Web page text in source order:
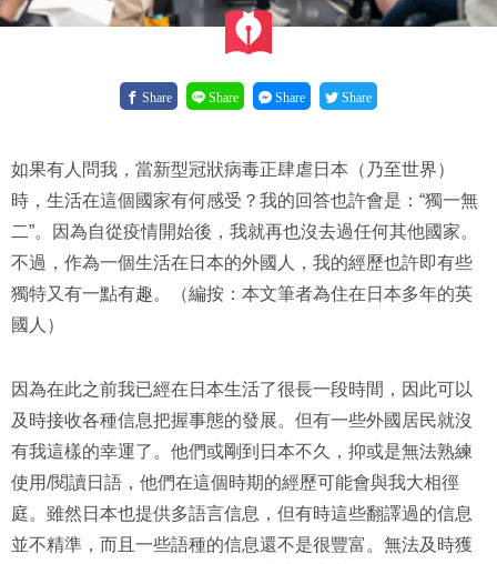
Share Share Share Share
如果有人問我，當新型冠狀病毒正肆虐日本（乃至世界）
時，生活在這個國家有何感受？我的回答也許會是：“獨一無
二”。因為自從疫情開始後，我就再也沒去過任何其他國家。
不過，作為一個生活在日本的外國人，我的經歷也許即有些
獨特又有一點有趣。（編按：本文筆者為住在日本多年的英
國人）
因為在此之前我已經在日本生活了很長一段時間，因此可以
及時接收各種信息把握事態的發展。但有一些外國居民就沒
有我這樣的幸運了。他們或剛到日本不久，抑或是無法熟練
使用/閱讀日語，他們在這個時期的經歷可能會與我大相徑
庭。雖然日本也提供多語言信息，但有時這些翻譯過的信息
並不精準，而且一些語種的信息還不是很豐富。無法及時獲